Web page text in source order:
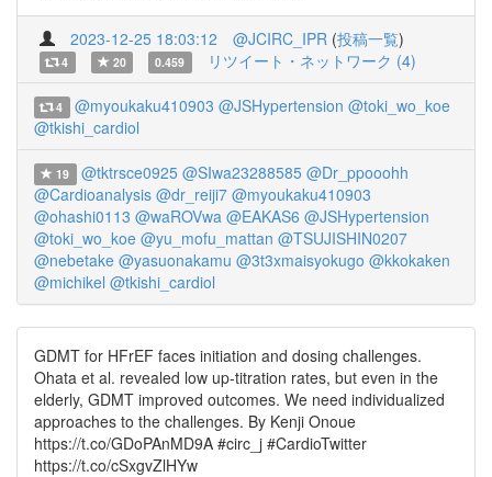
2023-12-25 18:03:12 @JCIRC_IPR (投稿一覧)
4 20 0.459 リツイート・ネットワーク (4)
4 @myoukaku410903 @JSHypertension @toki_wo_koe
@tkishi_cardiol
19 @tktrsce0925 @SIwa23288585 @Dr_ppooohh
@Cardioanalysis @dr_reiji7 @myoukaku410903
@ohashi0113 @waROVwa @EAKAS6 @JSHypertension
@toki_wo_koe @yu_mofu_mattan @TSUJISHIN0207
@nebetake @yasuonakamu @3t3xmaisyokugo @kkokaken
@michikel @tkishi_cardiol
GDMT for HFrEF faces initiation and dosing challenges.
Ohata et al. revealed low up-titration rates, but even in the
elderly, GDMT improved outcomes. We need individualized
approaches to the challenges. By Kenji Onoue
https://t.co/GDoPAnMD9A #circ_j #CardioTwitter
https://t.co/cSxgvZlHYw